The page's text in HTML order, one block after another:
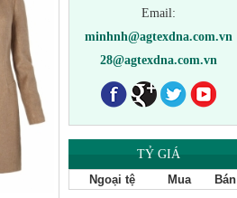
Email:
minhnh@agtexdna.com.vn
28@agtexdna.com.vn
TỶ GIÁ
Ngoại tệ
Mua Bán